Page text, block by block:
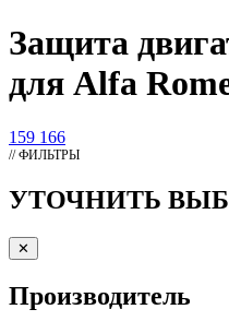
Защита
для Alfa
159 166
// ФИЛЬТРЫ
УТОЧНИТЬ
✕
Производитель